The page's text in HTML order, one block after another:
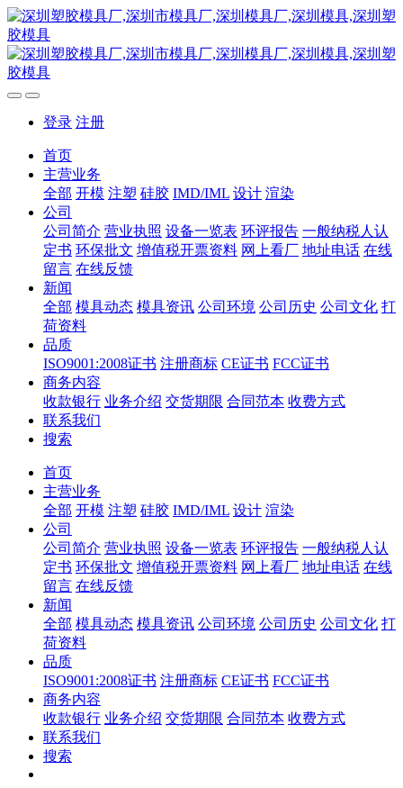
登录 注册
首页
主营业务
全部 开模 注塑 硅胶 IMD/IML 设计 渲染
公司
公司简介 营业执照 设备一览表 环评报告 一般纳税人认
定书 环保批文 增值税开票资料 网上看厂 地址电话 在线
留言 在线反馈
新闻
全部 模具动态 模具资讯 公司环境 公司历史 公司文化 打
荷资料
品质
ISO9001:2008证书 注册商标 CE证书 FCC证书
商务内容
收款银行 业务介绍 交货期限 合同范本 收费方式
联系我们
搜索
首页
主营业务
全部 开模 注塑 硅胶 IMD/IML 设计 渲染
公司
公司简介 营业执照 设备一览表 环评报告 一般纳税人认
定书 环保批文 增值税开票资料 网上看厂 地址电话 在线
留言 在线反馈
新闻
全部 模具动态 模具资讯 公司环境 公司历史 公司文化 打
荷资料
品质
ISO9001:2008证书 注册商标 CE证书 FCC证书
商务内容
收款银行 业务介绍 交货期限 合同范本 收费方式
联系我们
搜索